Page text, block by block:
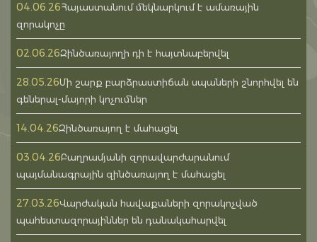
04.06.26Հայաստանում մեկնարկում է ամառային
զորակոչը
02.06.26Զինծառայողի դի է հայտնաբերվել
28.05.26Մի շարք բարձրաստիճան սպաների շնորհվել են
գեներալ-մայորի կոչումներ
14.04.26Զինծառայող է մահացել
03.04.26Բաղրամյանի զորավարժարանում
պայմանագրային զինծառայող է մահացել
27.03.26Վարժական հավաքաների զորակոչված
պահեստազորայիններ են դանակահարվել